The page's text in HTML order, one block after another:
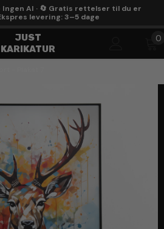
AI · 🔄 Gratis rettelser til du er
levering: 3–5 dage
JUST
KARIKATUR
0
0